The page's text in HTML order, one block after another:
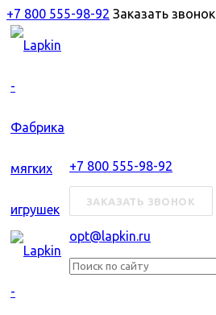
+7 800 555-98-92 Заказать звонок
+7 800 555-98-92
ЗАКАЗАТЬ ЗВОНОК
opt@lapkin.ru